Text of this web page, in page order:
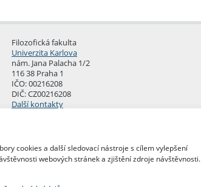
cookies a další sledovací nástroje s cílem vylepšení
webových stránek a zjištění zdroje návštěvnosti.
Filozofická fakulta
Univerzita Karlova
nám. Jana Palacha 1/2
116 38 Praha 1
IČO: 00216208
DIČ: CZ00216208
Další kontakty